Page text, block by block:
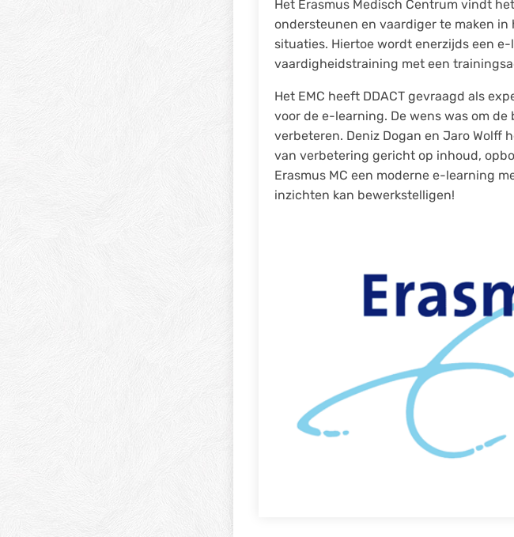
Het Erasmus Medisch Centrum vindt
ondersteunen en vaardiger te maken
situaties. Hiertoe wordt enerzijds een
vaardigheidstraining met een
Het EMC heeft DDACT gevraagd als
voor de e-learning. De wens was om
verbeteren. Deniz Dogan en Jaro Wolff
van verbetering gericht op inhoud,
Erasmus MC een moderne e-learning
inzichten kan bewerkstelligen!